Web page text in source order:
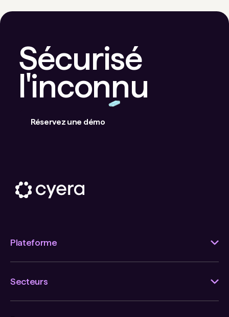
Sécurisé
l'inconnu
Réservez une démo
Plateforme
Secteurs